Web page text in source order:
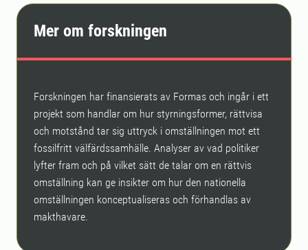
Mer om forskningen
Forskningen har finansierats av Formas och ingår i ett
projekt som handlar om hur styrningsformer, rättvisa
och motstånd tar sig uttryck i omställningen mot ett
fossilfritt välfärdssamhälle. Analyser av vad politiker
lyfter fram och på vilket sätt de talar om en rättvis
omställning kan ge insikter om hur den nationella
omställningen konceptualiseras och förhandlas av
makthavare.